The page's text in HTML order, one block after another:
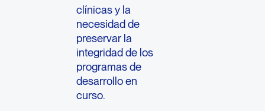
clínicas y la
necesidad de
preservar la
integridad de los
programas de
desarrollo en
curso.